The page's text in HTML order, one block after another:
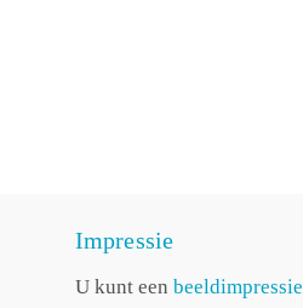
Impressie
U kunt een beeldimpressie